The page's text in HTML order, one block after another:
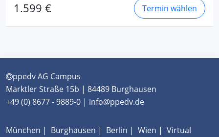
1.599 € Termin wählen
ppedv AG Campus
Marktler Straße 15b | 84489 Burghausen
+49 (0) 8677 - 9889-0 | info@ppedv.de
München | Burghausen | Berlin | Wien | Virtual